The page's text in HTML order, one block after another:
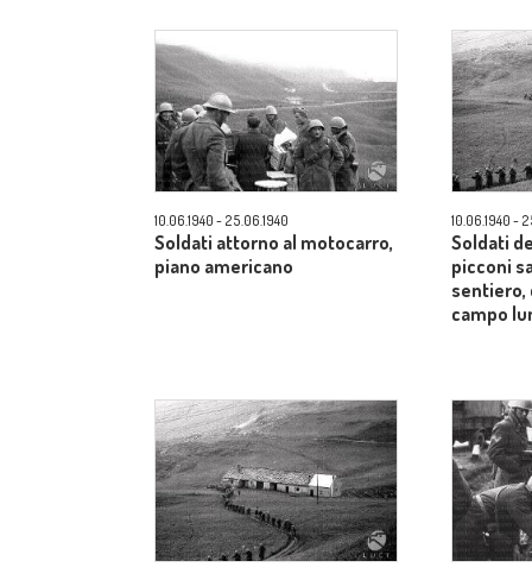
10.06.1940 - 25.06.1940
Soldati attorno al motocarro,
piano americano
10.06.1940 -
Soldati
picconi
sentiero,
campo